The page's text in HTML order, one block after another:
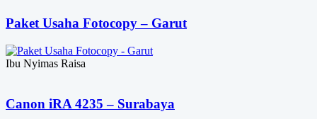
Paket Usaha Fotocopy – Garut
Ibu Nyimas Raisa
Canon iRA 4235 – Surabaya